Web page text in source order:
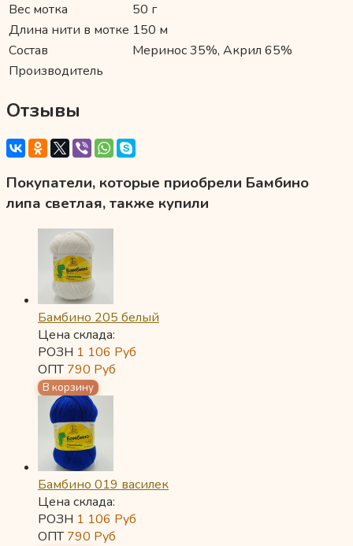
Вес мотка
50 г
Длина нити в мотке 150 м
Состав
Меринос 35%, Акрил 65%
Производитель
Отзывы
Покупатели, которые приобрели Бамбино
липа светлая, также купили
Бамбино 205 белый
Цена склада:
РОЗН 1 106 Руб
ОПТ790 Руб
Бамбино 019 василек
Цена склада:
РОЗН 1 106 Руб
ОПТ790 Руб